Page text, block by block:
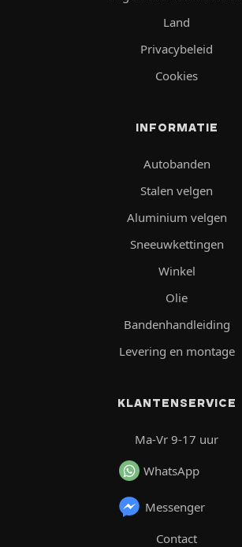
Land
Privacybeleid
Cookies
INFORMATIE
Autobanden
Stalen velgen
Aluminium velgen
Sneeuwkettingen
Winkel
Olie
Bandenhandleiding
Levering en montage
KLANTENSERVICE
Ma-Vr 9-17 uur
WhatsApp
Messenger
Contact